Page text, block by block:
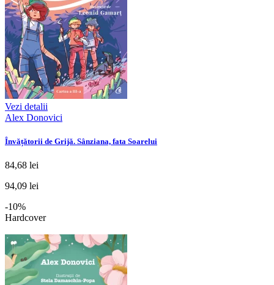
Vezi detalii
Alex Donovici
Învățătorii de Grijă. Sânziana, fata Soarelui
84,68 lei
94,09 lei
-10%
Hardcover